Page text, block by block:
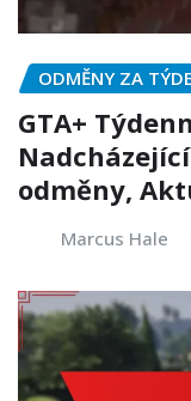
ODMĚNY ZA
GTA+
odměny,
Marcus Hale